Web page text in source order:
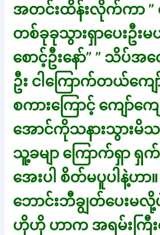
အတင်းထိန်းလိုက်ကာ ”
တစ်ခုခုသွားရှာပေးဦး
စောင့်ဦးနော်” ” သိပ်အဝ
ဦး ငါကြောက်တယ်ကျေ
စကားကြောင့် ကျော်
အောင်ကိုသနားသွားမိ
သူ့ခမျာ ကြောက်ရှာ ရှ
အေးပါ စိတ်မပူပါနဲ့ဟာ
ဘောင်းဘီချွတ်ပေးမလို့
ဟိုဟို ဟာက အရမ်းကြီး